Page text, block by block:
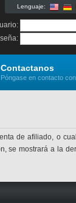
Lenguaje:
Contactanos
Póngase en contacto
de afiliado, o
se mostrará a la